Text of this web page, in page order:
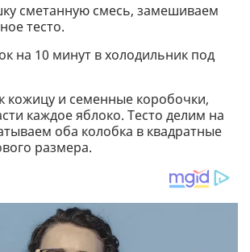
сметанную смесь, замешиваем
тесто.
на 10 минут в холодильник под
кожицу и семенные коробочки,
каждое яблоко. Тесто делим на
оба колобка в квадратные
размера.